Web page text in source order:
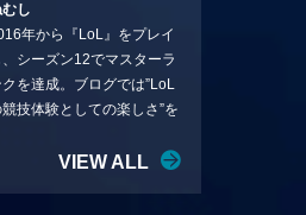
る。現在の推しチームは
CREST GAMING」。X：
（Photo by
）
し
年から『LoL』をプレイ
、シーズン12でマスターラ
クを達成。ブログでは”LoL
競技体験としての楽しさ”を
ーを愛し、元ADCメイン
VIEW ALL